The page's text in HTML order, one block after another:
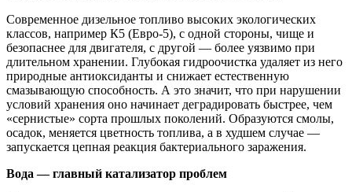
Современное дизельное топливо высоких экологических
классов, например К5 (Евро-5), с одной стороны, чище и
безопаснее для двигателя, с другой — более уязвимо при
длительном хранении. Глубокая гидроочистка удаляет из него
природные антиоксиданты и снижает естественную
смазывающую способность. А это значит, что при нарушении
условий хранения оно начинает деградировать быстрее, чем
«сернистые» сорта прошлых поколений. Образуются смолы,
осадок, меняется цветность топлива, а в худшем случае —
запускается цепная реакция бактериального заражения.
Вода — главный катализатор проблем